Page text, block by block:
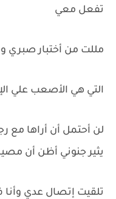
تفعل معي
مللت من أختبار صبري
التي هي الأصعب علي
لن أحتمل أن أراها
يثير جنوني أظن أن
تلقيت إتصال عدي